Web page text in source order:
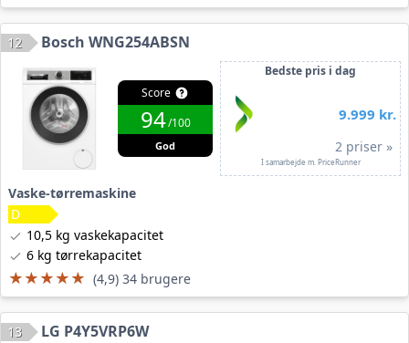
12 Bosch WNG254ABSN
Score
94/100
God
Bedste pris i dag
9.999 kr.
2 priser »
I samarbejde m. PriceRunner
Vaske-tørremaskine
10,5 kg vaskekapacitet
6 kg tørrekapacitet
★★★★★
★★★★★ (4,9) 34 brugere
13 LG P4Y5VRP6W